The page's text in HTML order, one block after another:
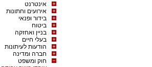
אינטרנט
אירועים וחתונות
בידור ופנאי
ביטוח
בניין ואחזקה
בעלי חיים
הודעות לעיתונות
חברה ומדינה
חוק ומשפט